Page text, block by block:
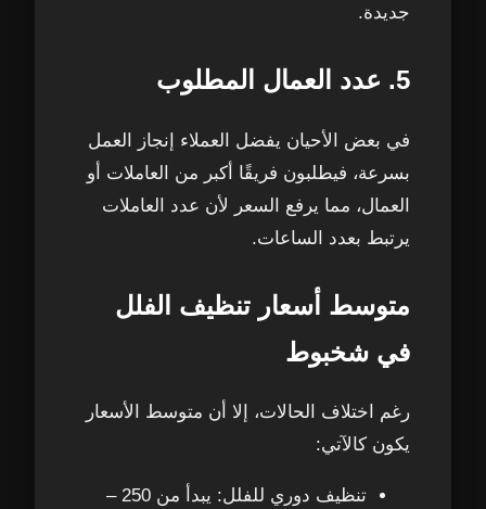
جديدة.
5. عدد العمال المطلوب
في بعض الأحيان يفضل العملاء إنجاز العمل
بسرعة، فيطلبون فريقًا أكبر من العاملات أو
العمال، مما يرفع السعر لأن عدد العاملات
يرتبط بعدد الساعات.
متوسط أسعار تنظيف الفلل
في شخبوط
رغم اختلاف الحالات، إلا أن متوسط الأسعار
يكون كالآتي:
تنظيف دوري للفلل: يبدأ من 250 –